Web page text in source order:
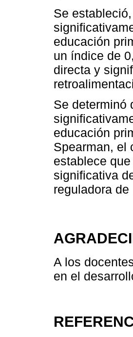
Se
educación
un índice de
directa y
Se determinó
educación
Spearman, el
establece
significativa
reguladora
A los
en el